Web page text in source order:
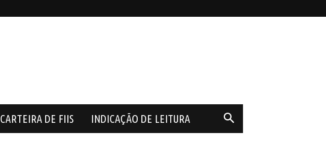
CARTEIRA DE FIIS INDICAÇÃO DE LEITURA